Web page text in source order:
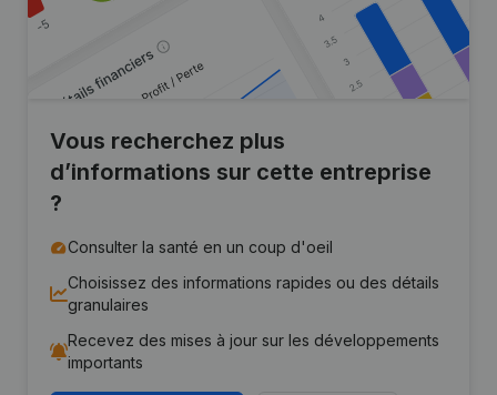
Vous recherchez plus
d’informations sur cette entreprise
?
Consulter la santé en un coup d'oeil
Choisissez des informations rapides ou des détails
granulaires
Recevez des mises à jour sur les développements
importants